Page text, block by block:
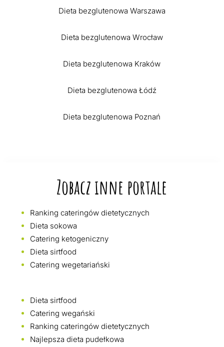
Dieta bezglutenowa Warszawa
Dieta bezglutenowa Wrocław
Dieta bezglutenowa Kraków
Dieta bezglutenowa Łódź
Dieta bezglutenowa Poznań
Zobacz inne portale
Ranking cateringów dietetycznych
Dieta sokowa
Catering ketogeniczny
Dieta sirtfood
Catering wegetariański
Dieta sirtfood
Catering wegański
Ranking cateringów dietetycznych
Najlepsza dieta pudełkowa